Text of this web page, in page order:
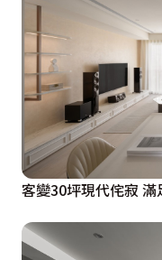
客變30坪現代侘寂